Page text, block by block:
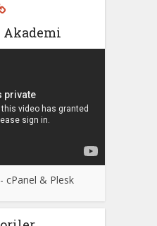
cPanel & Plesk